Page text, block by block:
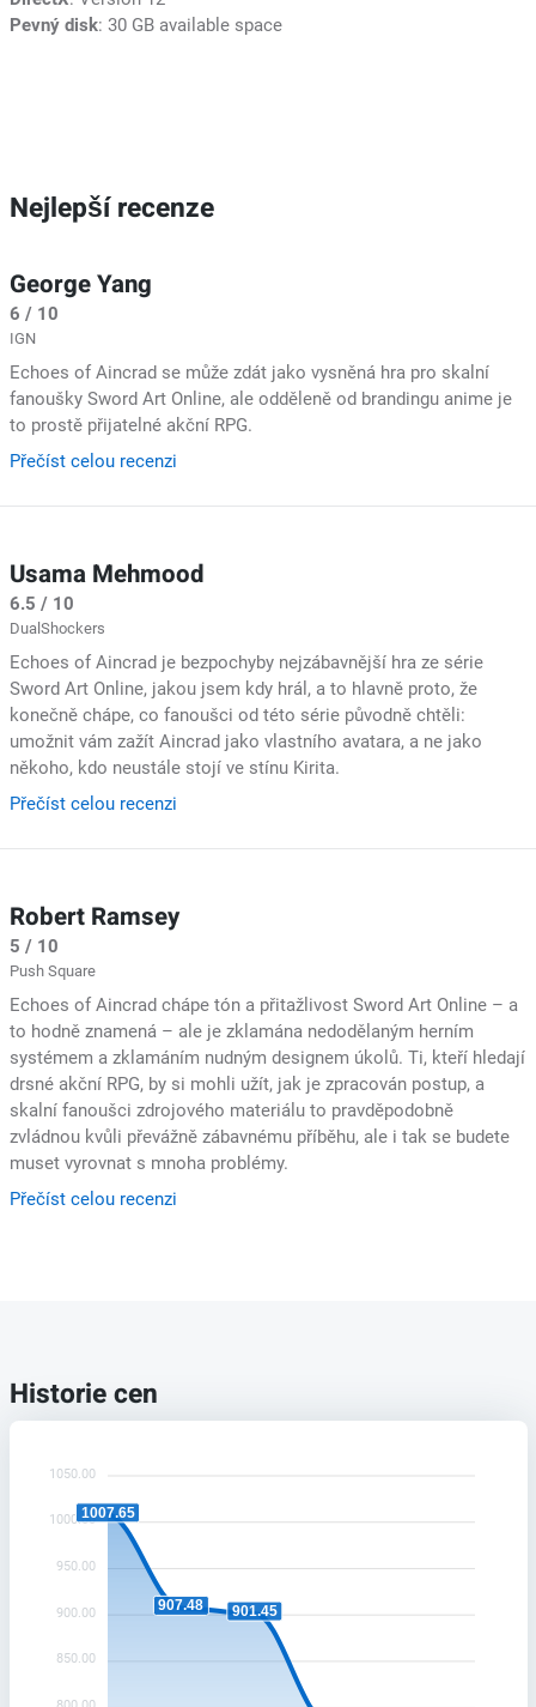
Pevný disk: 30 GB available space
Nejlepší recenze
George Yang
6 / 10
IGN
Echoes of Aincrad se může zdát jako vysněná hra pro skalní
fanoušky Sword Art Online, ale odděleně od brandingu anime je
to prostě přijatelné akční RPG.
Přečíst celou recenzi
Usama Mehmood
6.5 / 10
DualShockers
Echoes of Aincrad je bezpochyby nejzábavnější hra ze série
Sword Art Online, jakou jsem kdy hrál, a to hlavně proto, že
konečně chápe, co fanoušci od této série původně chtěli:
umožnit vám zažít Aincrad jako vlastního avatara, a ne jako
někoho, kdo neustále stojí ve stínu Kirita.
Přečíst celou recenzi
Robert Ramsey
5 / 10
Push Square
Echoes of Aincrad chápe tón a přitažlivost Sword Art Online – a
to hodně znamená – ale je zklamána nedodělaným herním
systémem a zklamáním nudným designem úkolů. Ti, kteří hledají
drsné akční RPG, by si mohli užít, jak je zpracován postup, a
skalní fanoušci zdrojového materiálu to pravděpodobně
zvládnou kvůli převážně zábavnému příběhu, ale i tak se budete
muset vyrovnat s mnoha problémy.
Přečíst celou recenzi
Historie cen
1050.00
1000.00
950.00
900.00
850.00
1007.65
907.48 901.45